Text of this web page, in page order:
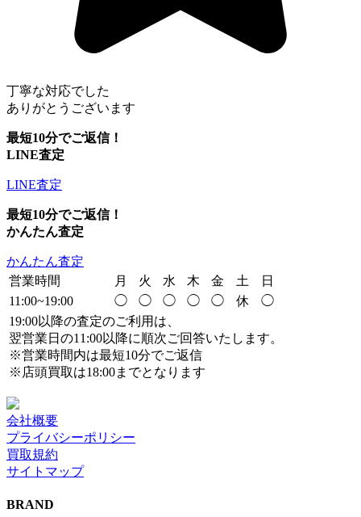
丁寧な対応でした
ありがとうございます
最短10分でご返信！
LINE査定
LINE査定
最短10分でご返信！
かんたん査定
かんたん査定
営業時間
月 火 水 木 金 土
日
11:00~19:00
◯ ◯ ◯ ◯ ◯ 休
◯
19:00以降の査定のご利用は、
翌営業日の11:00以降に順次ご回答いたします。
※営業時間内は最短10分でご返信
※店頭買取は18:00までとなります
会社概要
プライバシーポリシー
買取規約
サイトマップ
BRAND